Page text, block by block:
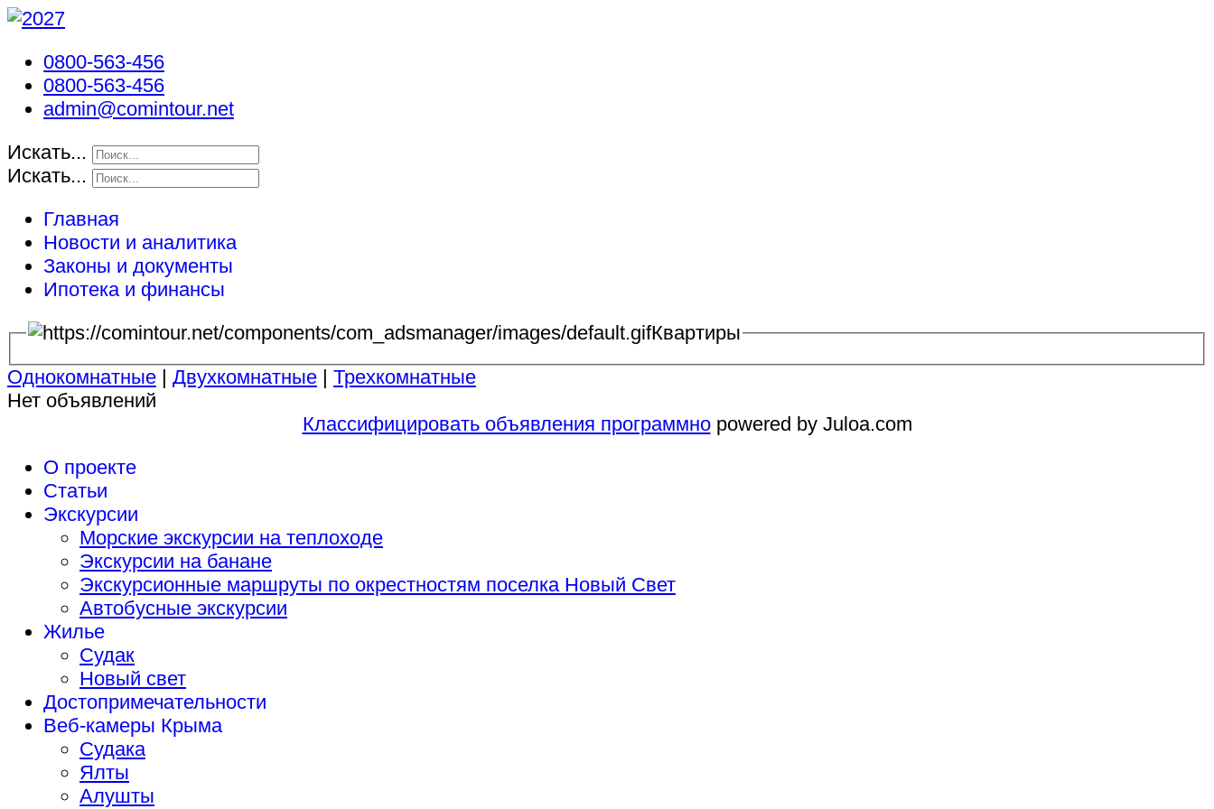
0800-563-456
0800-563-456
admin@comintour.net
Искать...
Искать...
Главная
Новости и аналитика
Законы и документы
Ипотека и финансы
Квартиры
Однокомнатные
Двухкомнатные
Трехкомнатные
Нет объявлений
Классифицировать объявления программноpowered by Juloa.com
О проекте
Статьи
Экскурсии
Морские экскурсии на теплоходе
Экскурсии на банане
Экскурсионные маршруты по окрестностям поселка Новый Свет
Автобусные экскурсии
Жилье
Судак
Новый свет
Достопримечательности
Веб-камеры Крыма
Судака
Ялты
Алушты